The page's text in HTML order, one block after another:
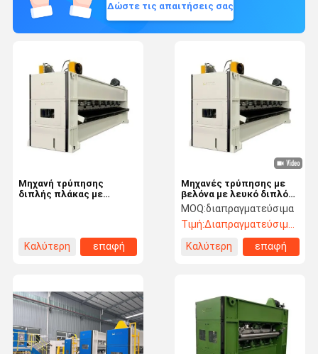
Δώστε τις απαιτήσεις σας
Μηχανές τρύπησης με
βελόνα με λευκό διπλό
πάτωμα 600 rpm Μηχανή
τρύπησης μη υφασμένης
MOQ:διαπραγματεύσιμα
Τιμή:Διαπραγματεύσιμος
Καλύτερη
επαφή
Μηχανή τρύπησης
διπλής πλάκας με
Καλύτερη
επαφή